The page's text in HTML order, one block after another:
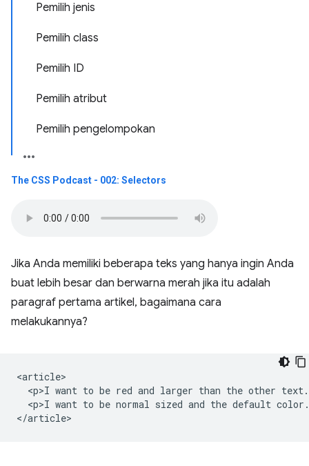
Pemilih jenis
Pemilih class
Pemilih ID
Pemilih atribut
Pemilih pengelompokan
The CSS Podcast - 002: Selectors
Jika Anda memiliki beberapa teks yang hanya ingin Anda
buat lebih besar dan berwarna merah jika itu adalah
paragraf pertama artikel, bagaimana cara
melakukannya?
<article>
<p>I want to be red and larger than the other
<p>I want to be normal sized and the default